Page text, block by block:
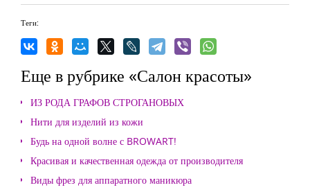
Теги:
Еще в рубрике «Салон красоты»
ИЗ РОДА ГРАФОВ СТРОГАНОВЫХ
Нити для изделий из кожи
Будь на одной волне с BROWART!
Красивая и качественная одежда от производителя
Виды фрез для аппаратного маникюра